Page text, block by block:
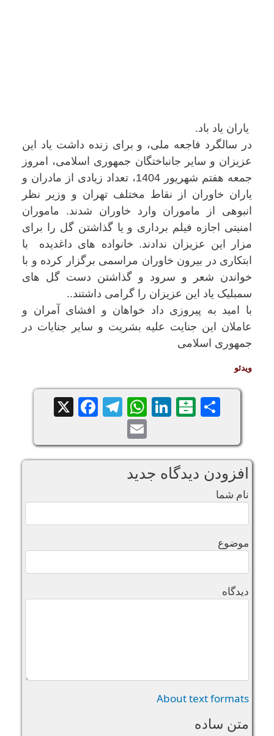
یاران یاد باد.
در سالگرد فاجعه ملی، و برای زنده داشت یاد این
عزیزان و سایر جانباختگان جمهوری اسلامی، امروز
جمعه هفتم شهریور 1404، تعداد زیادی از مادران و
یاران خاوران از نقاط مختلف تهران و وزیر نظر
انبوهی از ماموران وارد خاوران شدند. ماموران
امنیتی اجازه فیلم برداری و یا گذاشتن گل را برای
مزار این عزیزان ندادند. خانواده های داغدیده با
ابتکاری در بیرون خاوران مراسمی برگزار کرده و با
خواندن شعر و سرود و گذاشتن دست گل های
سمبلیک یاد این عزیزان را گرامی داشتند..
با امید به پیروزی داد خواهان و افشای آمران و
عاملان این جنایت علیه بشریت و سایر جنایات در
جمهوری اسلامی
ویدئو
Share
Balatarin
LinkedIn
WhatsApp
Telegram
Facebook
X
Email
افزودن دیدگاه جدید
نام شما
موضوع
دیدگاه
About text formats
متن ساده